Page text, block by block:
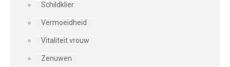
Schildklier
Vermoeidheid
Vitaliteit vrouw
Zenuwen